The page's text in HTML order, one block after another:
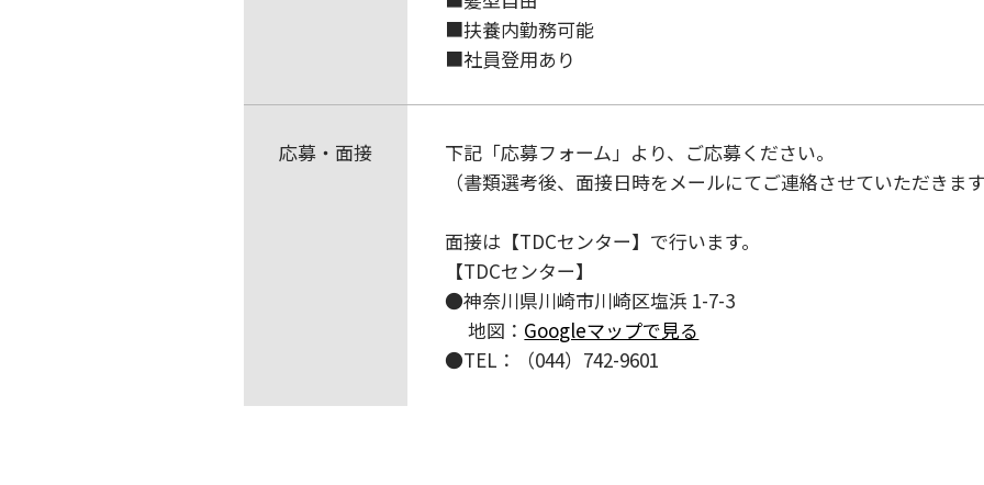
■扶養内勤務可能
■社員登用あり
応募・面接
下記「応募フォーム」より、ご応募ください。
（書類選考後、面接日時をメールにてご連絡させていただきま
面接は【TDCセンター】で行います。
【TDCセンター】
●神奈川県川崎市川崎区塩浜 1-7-3
地図： Googleマップで見る
●TEL：
（044）742-9601